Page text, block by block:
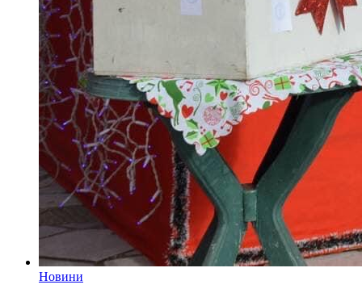
Новини